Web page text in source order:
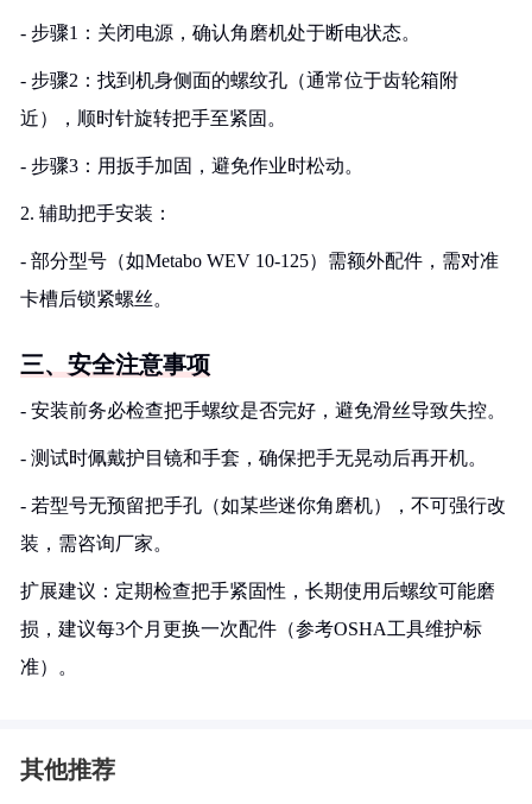
- 步骤1：关闭电源，确认角磨机处于断电状态。
- 步骤2：找到机身侧面的螺纹孔（通常位于齿轮箱附
近），顺时针旋转把手至紧固。
- 步骤3：用扳手加固，避免作业时松动。
2. 辅助把手安装：
- 部分型号（如Metabo WEV 10-125）需额外配件，需对准
卡槽后锁紧螺丝。
三、安全注意事项
- 安装前务必检查把手螺纹是否完好，避免滑丝导致失控。
- 测试时佩戴护目镜和手套，确保把手无晃动后再开机。
- 若型号无预留把手孔（如某些迷你角磨机），不可强行改
装，需咨询厂家。
扩展建议：定期检查把手紧固性，长期使用后螺纹可能磨
损，建议每3个月更换一次配件（参考OSHA工具维护标
准）。
其他推荐